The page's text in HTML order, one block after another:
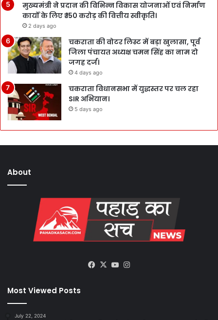
मुख्यमंत्री ने प्रदान की विभिन्न विकास योजनाओं एवं निर्माण
कार्यों के लिए ₹ 150 करोड़ की वित्तीय स्वीकृति।
2 days ago
चकराता की वोटर लिस्ट में बड़ा खुलासा, पूर्व
जिला पंचायत अध्यक्ष चमन सिंह का नाम दो
जगह दर्ज।
4 days ago
चकराता विधानसभा में युद्धस्तर पर चल रहा
SIR अभियान।
5 days ago
About
Facebook
X YouTube
Most Viewed Posts
July 22, 2024